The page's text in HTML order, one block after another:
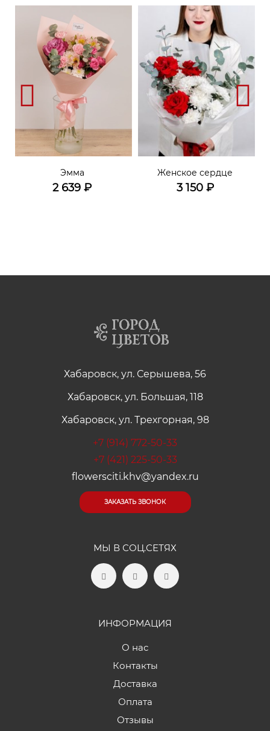
Эмма
2 639 ₽
Женское сердце
3 150₽
Хабаровск, ул. Серышева, 56
Хабаровск, ул. Большая, 118
Хабаровск, ул. Трехгорная, 98
+7 (914) 772-50-33
+7 (421) 225-50-33
flowersciti.khv@yandex.ru
ЗАКАЗАТЬ ЗВОНОК
МЫ В СОЦ.СЕТЯХ
ИНФОРМАЦИЯ
О нас
Контакты
Доставка
Оплата
Отзывы